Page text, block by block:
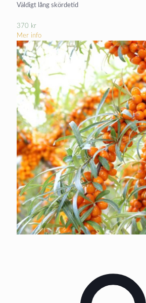
Väldigt lång skördetid
370 kr
Mer info